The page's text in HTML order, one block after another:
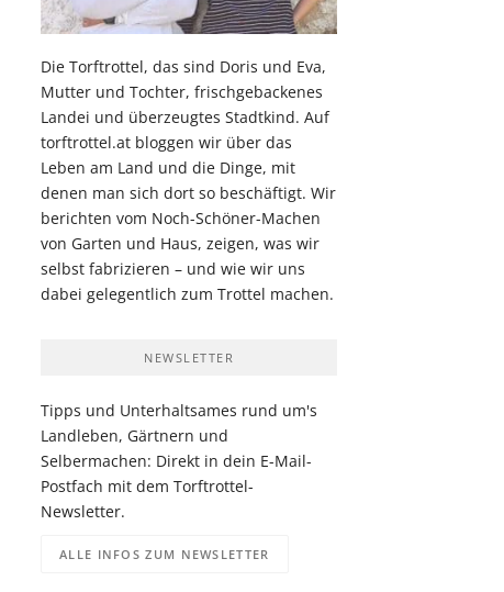
Die Torftrottel, das sind Doris und Eva,
Mutter und Tochter, frischgebackenes
Landei und überzeugtes Stadtkind. Auf
torftrottel.at bloggen wir über das
Leben am Land und die Dinge, mit
denen man sich dort so beschäftigt. Wir
berichten vom Noch-Schöner-Machen
von Garten und Haus, zeigen, was wir
selbst fabrizieren – und wie wir uns
dabei gelegentlich zum Trottel machen.
NEWSLETTER
Tipps und Unterhaltsames rund um's
Landleben, Gärtnern und
Selbermachen: Direkt in dein E-Mail-
Postfach mit dem Torftrottel-
Newsletter.
ALLE INFOS ZUM NEWSLETTER